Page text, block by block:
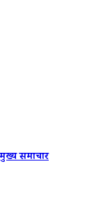
मुख्य समाचार